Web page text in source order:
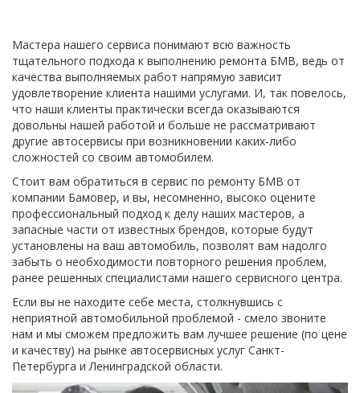
Мастера нашего сервиса понимают всю важность
тщательного подхода к выполнению ремонта БМВ, ведь от
качества выполняемых работ напрямую зависит
удовлетворение клиента нашими услугами. И, так повелось,
что наши клиенты практически всегда оказываются
довольны нашей работой и больше не рассматривают
другие автосервисы при возникновении каких-либо
сложностей со своим автомобилем.
Стоит вам обратиться в сервис по ремонту БМВ от
компании Бамовер, и вы, несомненно, высоко оцените
профессиональный подход к делу наших мастеров, а
запасные части от известных брендов, которые будут
установлены на ваш автомобиль, позволят вам надолго
забыть о необходимости повторного решения проблем,
ранее решенных специалистами нашего сервисного центра.
Если вы не находите себе места, столкнувшись с
неприятной автомобильной проблемой - смело звоните
нам и мы сможем предложить вам лучшее решение (по цене
и качеству) на рынке автосервисных услуг Санкт-
Петербурга и Ленинградской области.